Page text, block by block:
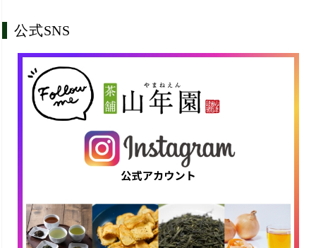
公式SNS